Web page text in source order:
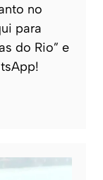
no
para
do Rio” e